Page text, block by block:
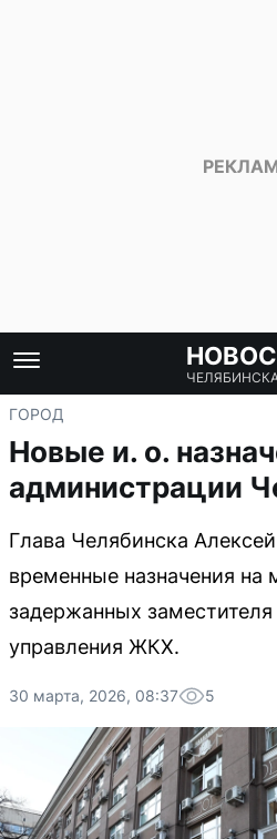
ГОРОД
Новые и. о.
администрации
Глава Челябинска
временные назначения на
задержанных
управления ЖКХ.
30 марта, 2026, 08:37 5